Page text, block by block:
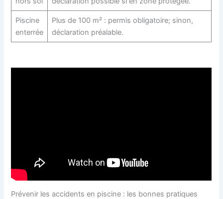
Piscine
enterrée
Plus de 100 m² : permis obligatoire; sinon,
déclaration préalable.
Prévenir les accidents en piscine : les bonnes pratiques